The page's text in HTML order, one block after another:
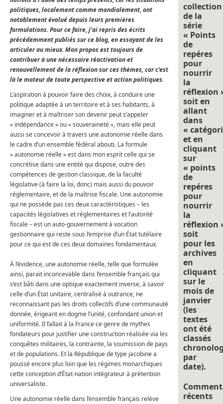
politiques, localement comme mondialement, ont
notablement évolué depuis leurs premières
formulations. Pour ce faire, j’ai repris des écrits
précédemment publiés sur ce blog, en essayant de les
articuler au mieux. Mon propos est toujours de
contribuer à une nécessaire réactivation et
renouvellement de la réflexion sur ces thèmes, car c’est
là le moteur de toute perspective et action politiques.
L’aspiration à pouvoir faire des choix, à conduire une
politique adaptée à un territoire et à ses habitants, à
imaginer et à maîtriser son devenir peut s’appeler
« indépendance » ou « souveraineté », mais elle peut
aussi se concevoir à travers une autonomie réelle dans
le cadre d’un ensemble fédéral abouti. La formule
« autonomie réelle » est dans mon esprit celle qui se
concrétise dans une entité qui dispose, outre des
compétences de gestion classique, de la faculté
législative (à faire la loi, donc) mais aussi du pouvoir
réglementaire, et de la maîtrise fiscale. Une autonomie
qui ne possède pas ces deux caractéristiques – les
capacités législatives et réglementaires et l’autorité
fiscale – est un auto-gouvernement à vocation
gestionnaire qui reste sous l’emprise d’un État tutélaire
pour ce qui est de ces deux domaines fondamentaux.
À l’évidence, une autonomie réelle, telle que formulée
ainsi, parait inconcevable dans l’ensemble français qui
s’est bâti dans une optique exactement inverse, à savoir
celle d’un État unitaire, centralisé à outrance, ne
reconnaissant pas les droits collectifs d’une communauté
donnée, érigeant en dogme l’unité, confondant union et
uniformité. Il fallait à la France ce genre de mythes
fondateurs pour justifier une construction réalisée via les
conquêtes militaires, la contrainte, la soumission de pays
et de populations. Et la République de type jacobine a
poussé encore plus loin que les régimes monarchiques
cette conception d’État-nation intégrateur à prétention
universaliste.
Une autonomie réelle dans l’ensemble français relève
collection
de la
série
« Points
de
repéres
pour
nourrir
la
réflexion
soit en
allant
dans
«
et en
cliquant
sur
« points
de
repéres
pour
nourrir
la
réflexion
soit
pour les
archives
en
cliquant
sur le
mois de
janvier
(les
textes
ont été
classés
par
date).
récents